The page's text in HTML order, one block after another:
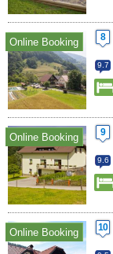
Online Booking 8
9.7
Online Booking 9
9.6
Online Booking 10